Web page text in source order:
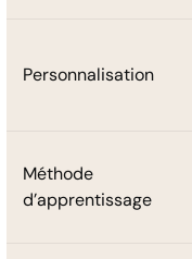
Personnalisation
Méthode
d’apprentissage